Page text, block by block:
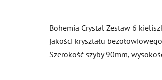
wynosi
5,0
na
Bohemia Crystal Zestaw 6
jakości kryształu
Szerokość szyby 90mm,